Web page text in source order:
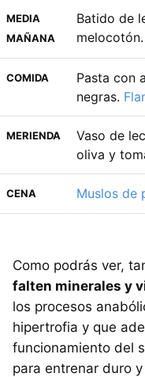
MEDIA
MAÑANA
Batido de
melocotón.
COMIDA
Pasta con
negras.
MERIENDA
Vaso de
oliva y
CENA Muslos de
Como podrás ver,
falten minerales y
los procesos
hipertrofia y que
funcionamiento del
para entrenar duro